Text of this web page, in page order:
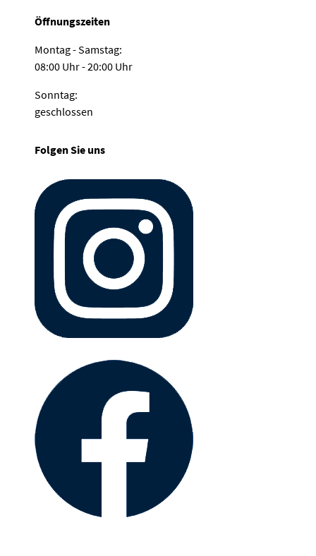
Öffnungszeiten
Montag - Samstag:
08:00 Uhr - 20:00 Uhr
Sonntag:
geschlossen
Folgen Sie uns